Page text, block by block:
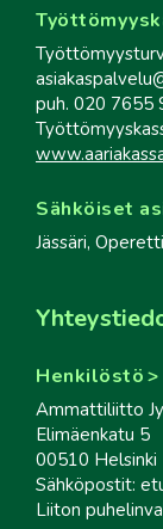
puh. 020 7655
Sähköiset
Jässäri,
Henkilöstö
Ammattiliitto
Elimäenkatu 5
00510 Helsinki
Sähköpostit:
Liiton